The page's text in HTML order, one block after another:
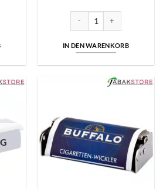
IN DEN WARENKORB